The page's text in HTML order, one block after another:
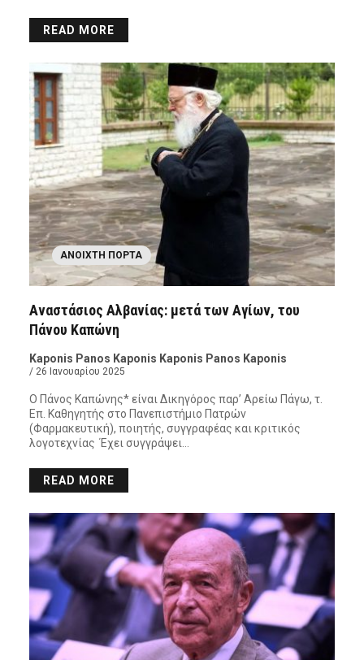
READ MORE
ΑΝΟΙΧΤΉ ΠΌΡΤΑ
Αναστάσιος Αλβανίας: μετά των Αγίων, του
Πάνου Καπώνη
Kaponis Panos Kaponis Kaponis Panos Kaponis
/ 26 Ιανουαρίου 2025
Ο Πάνος Καπώνης* είναι Δικηγόρος παρ’ Αρείω Πάγω, τ.
Επ. Καθηγητής στο Πανεπιστήμιο Πατρών
(Φαρμακευτική), ποιητής, συγγραφέας και κριτικός
λογοτεχνίας Έχει συγγράψει…
READ MORE